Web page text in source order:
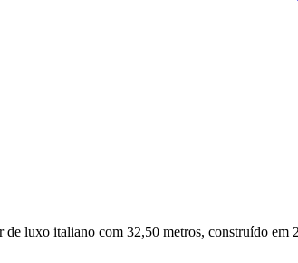
luxo italiano com 32,50 metros, construído